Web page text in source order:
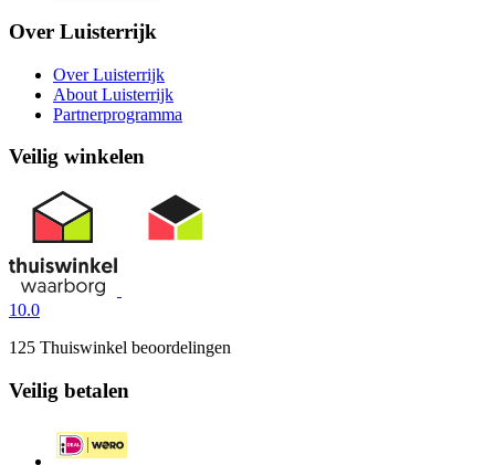
Over Luisterrijk
Over Luisterrijk
About Luisterrijk
Partnerprogramma
Veilig winkelen
10.0
125 Thuiswinkel beoordelingen
Veilig betalen